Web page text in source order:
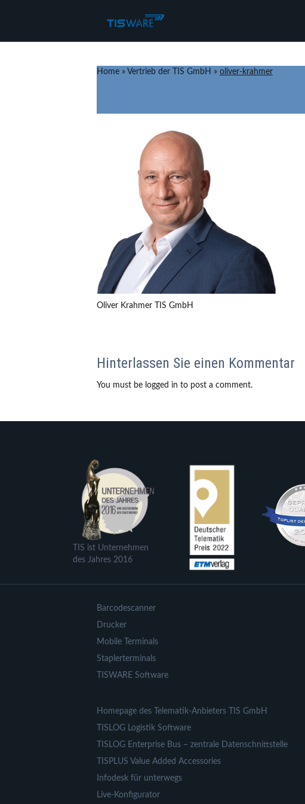
Home » Vertrieb der TIS GmbH » oliver-krahmer
Oliver Krahmer TIS GmbH
Hinterlassen Sie einen Kommentar
You must be logged in to post a comment.
TIS ist Unternehmen
des Jahres 2016
Barcodescanner
Drucker
Mobile Terminals
Staplerterminals
TISWARE Software
Homepage des Telematik-Anbieters TIS GmbH
TISLOG Logistik Software
TISLOG Enterprise Bus – zentrale Datenschnittstelle
TISPLUS Value Added Accessories
Infodesk für unterwegs
Live-Konfigurator